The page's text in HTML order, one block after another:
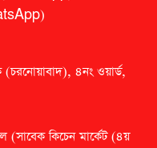
(চরনোয়াবাদ), ৪নং ওয়ার্ড,
(সাবেক কিচেন মার্কেট (৪য়